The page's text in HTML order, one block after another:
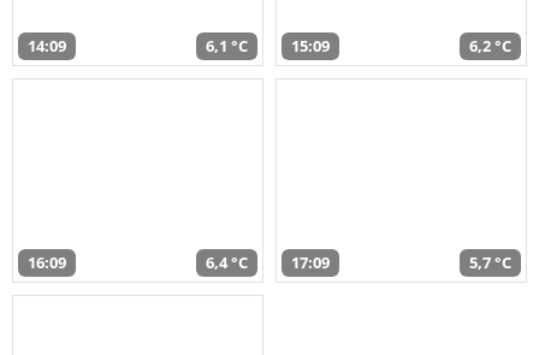
14:09 6,1 °C 15:09 6,2 °C
16:09 6,4 °C 17:09 5,7 °C